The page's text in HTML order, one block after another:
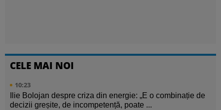
CELE MAI NOI
10:23
Ilie Bolojan despre criza din energie: „E o combinație de
decizii greșite, de incompetență, poate ...